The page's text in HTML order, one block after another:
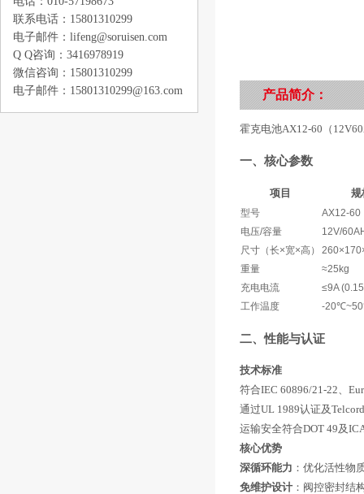
联系电话：15801310299
电子邮件：lifeng@soruisen.com
Q Q咨询：3416978919
微信咨询：15801310299
电子邮件：15801310299@163.com
产品简介：
霍克电池AX12-60（
一、核心参数
项目 规
型号
AX12-60
电压/容量
12V/
尺寸（长×宽×高）
重量
≈25kg
充电电流
≤9A
工作温度
-
二、性能与认证
技术标准
符合IEC 60896/21-22、
通过UL 1989认证及
运输安全符合DOT 49及
核心优势
深循环能力 ：优化活性物
免维护设计 ：阀控密封结